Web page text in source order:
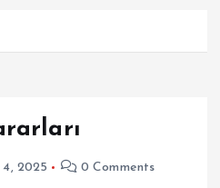
4, 2025 0 Comments